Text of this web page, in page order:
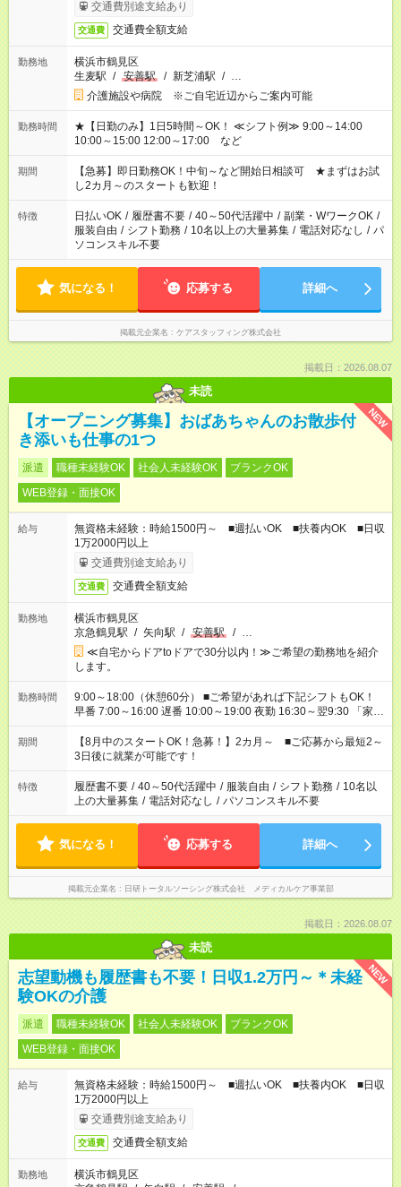
交通費別途支給あり
交通費 交通費全額支給
勤務地
横浜市鶴見区
生麦駅 / 安善駅 / 新芝浦駅 / …
介護施設や病院 ※ご自宅近辺からご案内可能
勤務時間
★【日勤のみ】1日5時間～OK！ ≪シフト例≫ 9:00～14:00
10:00～15:00 12:00～17:00 など
期間
【急募】即日勤務OK！中旬～など開始日相談可 ★まずはお試
し2カ月～のスタートも歓迎！
特徴 日払いOK / 履歴書不要 / 40～50代活躍中 / 副業・WワークOK /
服装自由 / シフト勤務 / 10名以上の大量募集 / 電話対応なし / パ
ソコンスキル不要
気になる！ 応募する 詳細へ
掲載元企業名 ケアスタッフィング株式会社
掲載日：2026.08.07
未読
NEW
【オープニング募集】おばあちゃんのお散歩付
き添いも仕事の1つ
派遣 職種未経験OK 社会人未経験OK
ブランクOK
WEB登録・面接OK
給与
無資格未経験：時給1500円～ ■週払いOK ■扶養内OK ■日収
1万2000円以上
交通費別途支給あり
交通費 交通費全額支給
勤務地
横浜市鶴見区
京急鶴見駅 / 矢向駅 / 安善駅 / …
≪自宅からドアtoドアで30分以内！≫ご希望の勤務地を紹介
します。
勤務時間
9:00～18:00（休憩60分） ■ご希望があれば下記シフトもOK！
早番 7:00～16:00 遅番 10:00～19:00 夜勤 16:30～翌9:30 「家族
と休みを合わせたい」 「余裕を持って夕飯の準備がしたい」
「できれば残業はしたくない」 など、ご希望を教えてください
ね。 ※Wワーク希望の方へ 今ご覧のお仕事で希望する勤務時間
と、もう1つのお仕事の勤務時間。 合計で週40時間を超える場
合は応募できません。
期間
【8月中のスタートOK！急募！】2カ月～ ■ご応募から最短2～
3日後に就業が可能です！
特徴 履歴書不要 / 40～50代活躍中 / 服装自由 / シフト勤務 / 10名以
上の大量募集 / 電話対応なし / パソコンスキル不要
気になる！ 応募する 詳細へ
掲載元企業名 日研トータルソーシング株式会社 メディカルケア事業部
掲載日：2026.08.07
未読
NEW
志望動機も履歴書も不要！日収1.2万円～＊未経
験OKの介護
派遣 職種未経験OK 社会人未経験OK
ブランクOK
WEB登録・面接OK
給与
無資格未経験：時給1500円～ ■週払いOK ■扶養内OK ■日収
1万2000円以上
交通費別途支給あり
交通費 交通費全額支給
勤務地
横浜市鶴見区